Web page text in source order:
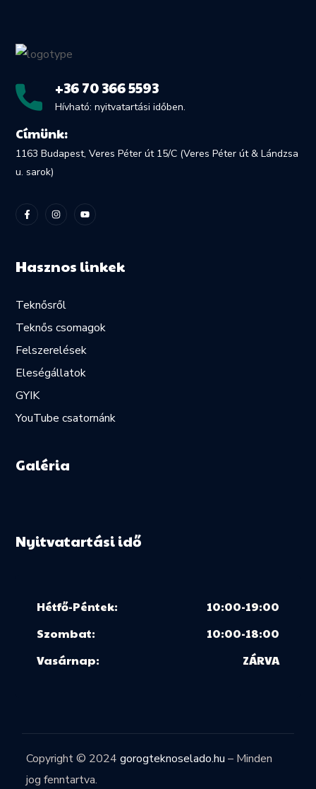
+36 70 366 5593
Hívható: nyitvatartási időben.
Címünk:
1163 Budapest, Veres Péter út 15/C (Veres Péter út & Lándzsa
u. sarok)
Hasznos linkek
Teknősről
Teknős csomagok
Felszerelések
Eleségállatok
GYIK
YouTube csatornánk
Galéria
Nyitvatartási idő
Hétfő-Péntek:
10:00-19:00
Szombat:
10:00-18:00
Vasárnap:
ZÁRVA
Copyright © 2024gorogteknoselado.hu – Minden
jog fenntartva.